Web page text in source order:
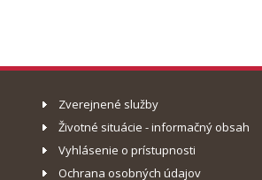
Zverejnené služby
Životné situácie - informačný obsah
Vyhlásenie o prístupnosti
Ochrana osobných údajov